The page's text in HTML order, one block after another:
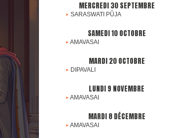
MERCREDI 30 SEPTEMBRE
SARASWATI PÛJA
SAMEDI 10 OCTOBRE
AMAVASAI
MARDI 20 OCTOBRE
DIPAVALI
LUNDI 9 NOVEMBRE
AMAVASAI
MARDI 8 DÉCEMBRE
AMAVASAI